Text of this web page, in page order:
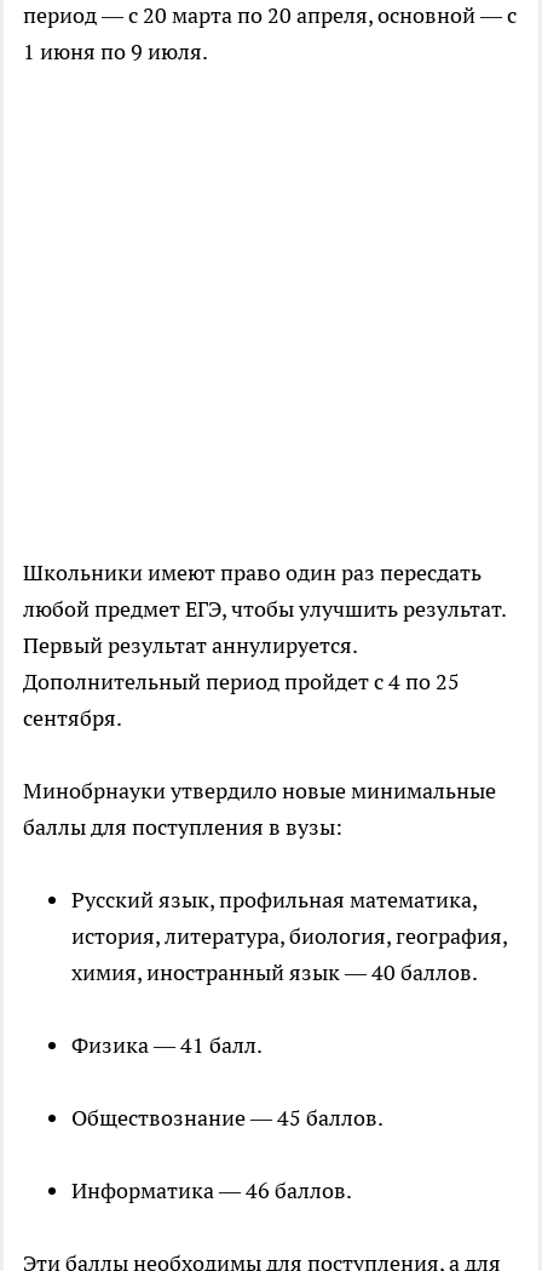
период — с 20 марта по 20 апреля, основной — с
1 июня по 9 июля.
Школьники имеют право один раз пересдать
любой предмет ЕГЭ, чтобы улучшить результат.
Первый результат аннулируется.
Дополнительный период пройдет с 4 по 25
сентября.
Минобрнауки утвердило новые минимальные
баллы для поступления в вузы:
Русский язык, профильная математика,
история, литература, биология, география,
химия, иностранный язык — 40 баллов.
Физика — 41 балл.
Обществознание — 45 баллов.
Информатика — 46 баллов.
Эти баллы необходимы для поступления, а для